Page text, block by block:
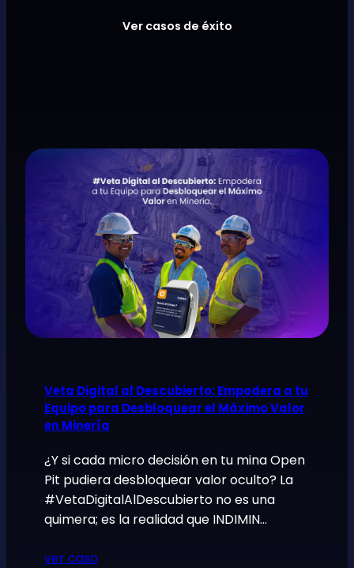
Ver casos de éxito
Veta Digital al Descubierto: Empodera a tu
Equipo para Desbloquear el Máximo Valor
en Minería
¿Y si cada micro decisión en tu mina Open
Pit pudiera desbloquear valor oculto? La
#VetaDigitalAlDescubierto no es una
quimera; es la realidad que INDIMIN…
ver caso